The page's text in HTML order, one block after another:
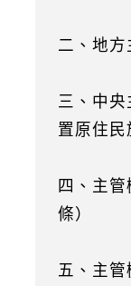
二、地方
三、中
置原住民
四、主
條）
五、主管